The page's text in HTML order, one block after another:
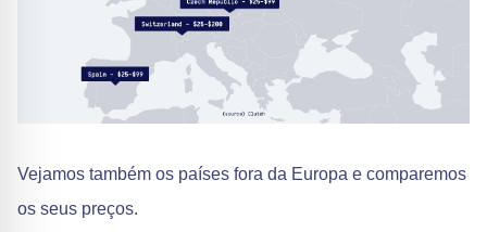
Vejamos também os países fora da Europa e comparemos
os seus preços.